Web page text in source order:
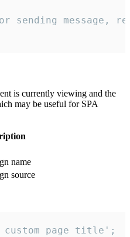
sending message,
is currently viewing and the
may be useful for SPA
name
source
page title';